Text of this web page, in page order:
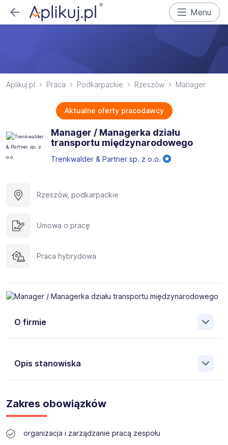
Menu
Aplikuj.pl Praca Podkarpackie Rzeszów Manager
Aktualne oferty pracodawcy
Manager / Managerka działu
transportu międzynarodowego
Trenkwalder & Partner sp. z o.o.
Rzeszów, podkarpackie
Umowa o pracę
Praca hybrydowa
O firmie
rekrutacjach, pracy tymczasowej, delegowaniu
pracowników, outsourcingu oraz doradztwie HR. Od
kandydatów w rozwoju kariery zawodowej, a firmom
pomagamy budować efektywne zespoły.
HR Tech oraz rozwiązania outsourcingowe, aby
Opis stanowiska
Manager / Managerka działu transportu
międzynarodowego.
Zakres obowiązków
organizacja i zarządzanie pracą zespołu